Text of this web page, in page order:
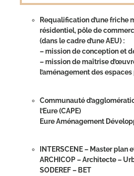
Requalification d’une friche
résidentiel, pôle de
(dans le cadre d’une AEU) :
– mission de conception et
– mission de maîtrise
l’aménagement des
Communauté
l’Eure (CAPE)
Eure Aménagement
INTERSCENE – Master plan
ARCHICOP – Architecte –
SODEREF – BET